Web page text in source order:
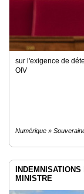
sur l'exigence de
OIV
Numérique »
MINISTRE